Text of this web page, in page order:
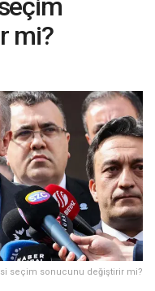
mi?
seçim sonucunu değiştirir mi?